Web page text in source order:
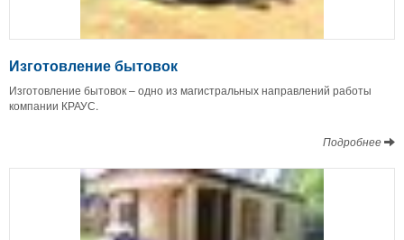
Изготовление бытовок
Изготовление бытовок – одно из магистральных направлений работы
компании КРАУС.
Подробнее